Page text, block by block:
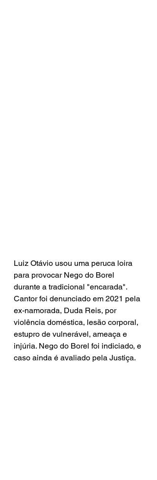
Luiz Otávio usou uma peruca loira
para provocar Nego do Borel
durante a tradicional "encarada".
Cantor foi denunciado em 2021 pela
ex-namorada, Duda Reis, por
violência doméstica, lesão corporal,
estupro de vulnerável, ameaça e
injúria. Nego do Borel foi indiciado, e
caso ainda é avaliado pela Justiça.